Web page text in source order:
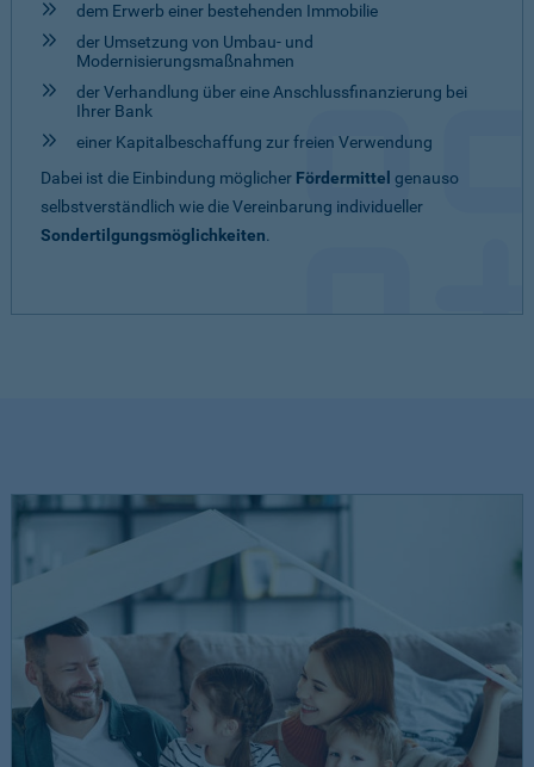
dem Erwerb einer bestehenden Immobilie
der Umsetzung von Umbau- und
Modernisierungsmaßnahmen
der Verhandlung über eine Anschlussfinanzierung bei
Ihrer Bank
einer Kapitalbeschaffung zur freien Verwendung
Dabei ist die Einbindung möglicher Fördermittel genauso
selbstverständlich wie die Vereinbarung individueller
Sondertilgungsmöglichkeiten.